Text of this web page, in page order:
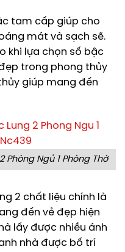
tam cấp giúp cho
mát và sạch sẽ.
khi lựa chọn số bậc
trong phong thủy
giúp mang đến
Phòng Ngủ 1 Phòng Thờ
2 chất liệu chính là
đến vẻ đẹp hiện
lấy được nhiều ánh
nhà được bố trí